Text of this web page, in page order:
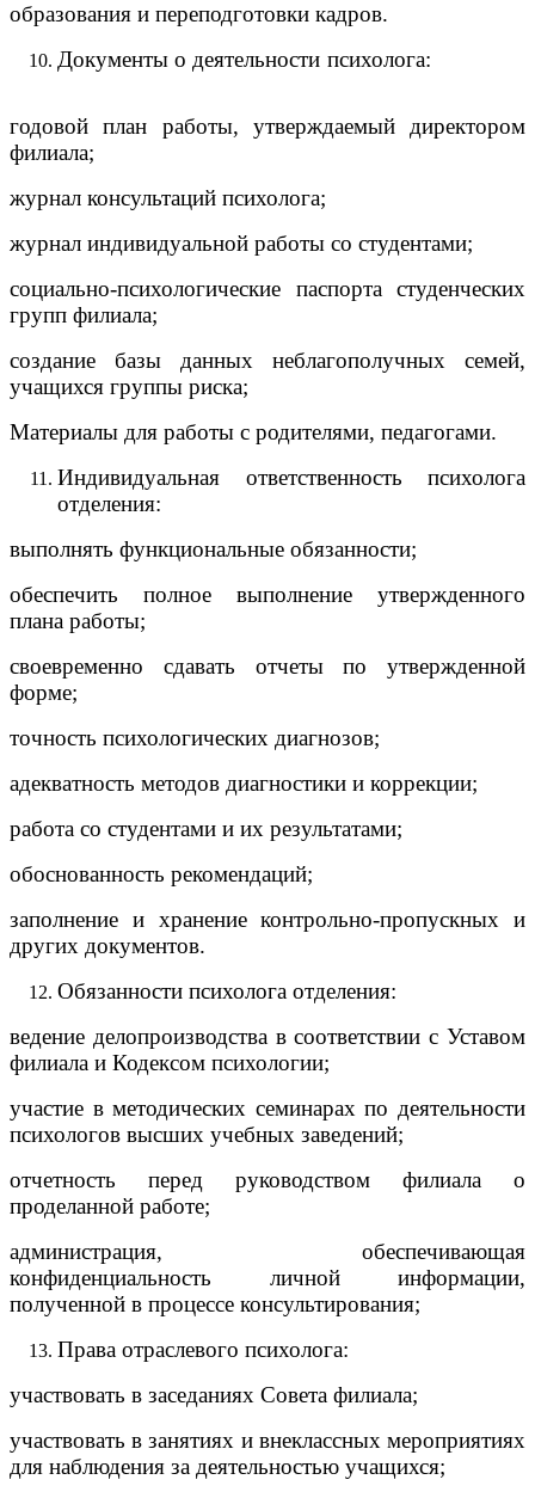
образования и переподготовки кадров.
Документы о деятельности психолога:
годовой план работы, утверждаемый директором
филиала;
журнал консультаций психолога;
журнал индивидуальной работы со студентами;
социально-психологические паспорта студенческих
групп филиала;
создание базы данных неблагополучных семей,
учащихся группы риска;
Материалы для работы с родителями, педагогами.
Индивидуальная ответственность психолога
отделения:
выполнять функциональные обязанности;
обеспечить полное выполнение утвержденного
плана работы;
своевременно сдавать отчеты по утвержденной
форме;
точность психологических диагнозов;
адекватность методов диагностики и коррекции;
работа со студентами и их результатами;
обоснованность рекомендаций;
заполнение и хранение контрольно-пропускных и
других документов.
Обязанности психолога отделения:
ведение делопроизводства в соответствии с Уставом
филиала и Кодексом психологии;
участие в методических семинарах по деятельности
психологов высших учебных заведений;
отчетность перед руководством филиала о
проделанной работе;
администрация, обеспечивающая
конфиденциальность личной информации,
полученной в процессе консультирования;
Права отраслевого психолога:
участвовать в заседаниях Совета филиала;
участвовать в занятиях и внеклассных мероприятиях
для наблюдения за деятельностью учащихся;